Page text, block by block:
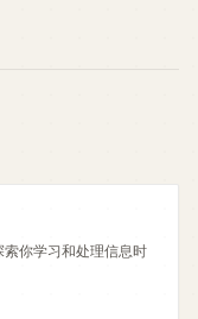
你学习和处理信息时